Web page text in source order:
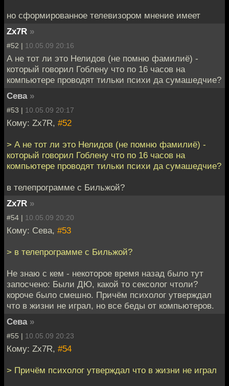
но сформированное телевизором мнение имеет
Zx7R »
#52 | 10.05.09 20:16
А не тот ли это Нелидов (не помню фамилиё) -
который говорил Гоблену что по 16 часов на
компьютере проводят тильки психи да сумашедчие?
Сева »
#53 | 10.05.09 20:17
Кому: Zx7R, #52
> А не тот ли это Нелидов (не помню фамилиё) -
который говорил Гоблену что по 16 часов на
компьютере проводят тильки психи да сумашедчие?
в телепрограмме с Бильжой?
Zx7R »
#54 | 10.05.09 20:20
Кому: Сева, #53
> в телепрограмме с Бильжой?
Не знаю с кем - некоторое время назад было тут
запосчено: Были ДЮ, какой то сексолог чтоли?
короче было смешно. Причём психолог утверждал
что в жизни не играл, но все беды от компьютеров.
Сева »
#55 | 10.05.09 20:23
Кому: Zx7R, #54
> Причём психолог утверждал что в жизни не играл